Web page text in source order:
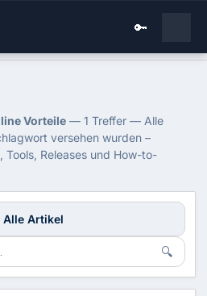
🔑
Online Vorteile
Vorteile — 1 Treffer — Alle
versehen wurden –
Releases und How-to-
Artikel
🔍